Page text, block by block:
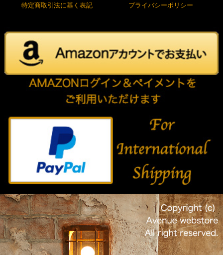
特定商取引法に基く表記 プライバシーポリシー